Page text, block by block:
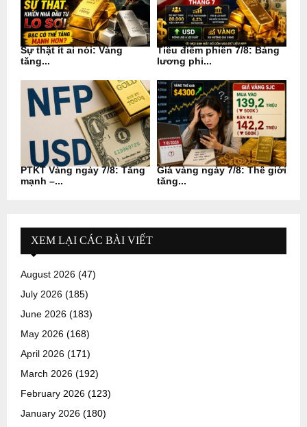
Sự thật ít ai nói: Vàng
tăng...
Tiêu điểm phiên 7/8: Bảng
lương phi...
PTKT Vàng ngày 7/8: Tăng
mạnh –...
Giá vàng ngày 7/8: Thế giới
tăng...
XEM LẠI CÁC BÀI VIẾT
August 2026 (47)
July 2026 (185)
June 2026 (183)
May 2026 (168)
April 2026 (171)
March 2026 (192)
February 2026 (123)
January 2026 (180)